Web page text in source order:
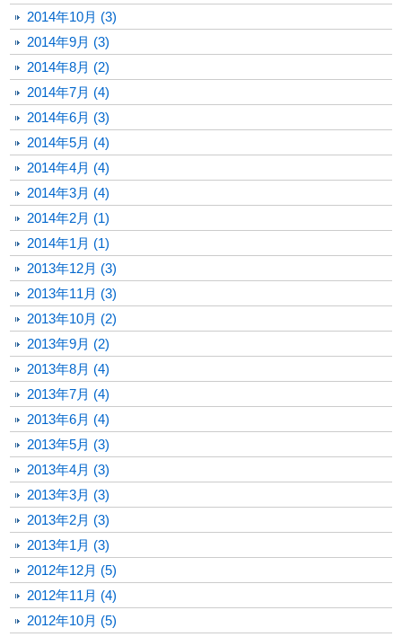
2014年10月 (3)
2014年9月 (3)
2014年8月 (2)
2014年7月 (4)
2014年6月 (3)
2014年5月 (4)
2014年4月 (4)
2014年3月 (4)
2014年2月 (1)
2014年1月 (1)
2013年12月 (3)
2013年11月 (3)
2013年10月 (2)
2013年9月 (2)
2013年8月 (4)
2013年7月 (4)
2013年6月 (4)
2013年5月 (3)
2013年4月 (3)
2013年3月 (3)
2013年2月 (3)
2013年1月 (3)
2012年12月 (5)
2012年11月 (4)
2012年10月 (5)